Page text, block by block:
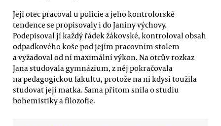
Její otec pracoval u policie a jeho kontrolorské
tendence se propisovaly i do Janiny výchovy.
Podepisoval jí každý řádek žákovské, kontroloval obsah
odpadkového koše pod jejím pracovním stolem
a vyžadoval od ní maximální výkon. Na otcův rozkaz
Jana studovala gymnázium, z něj pokračovala
na pedagogickou fakultu, protože na ní kdysi toužila
studovat její matka. Sama přitom snila o studiu
bohemistiky a filozofie.